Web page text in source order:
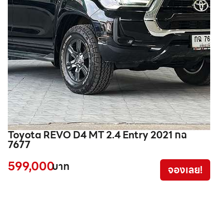
Toyota REVO D4 MT 2.4 Entry 2021 กฉ
7677
599,000บาท จองเลย!